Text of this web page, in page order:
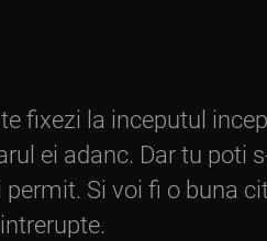
fixezi la inceputul
ei adanc. Dar tu poti
Si voi fi o buna